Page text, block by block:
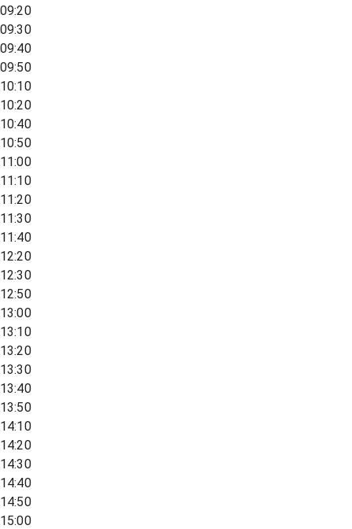
09:20
09:30
09:40
09:50
10:10
10:20
10:40
10:50
11:00
11:10
11:20
11:30
11:40
12:20
12:30
12:50
13:00
13:10
13:20
13:30
13:40
13:50
14:10
14:20
14:30
14:40
14:50
15:00